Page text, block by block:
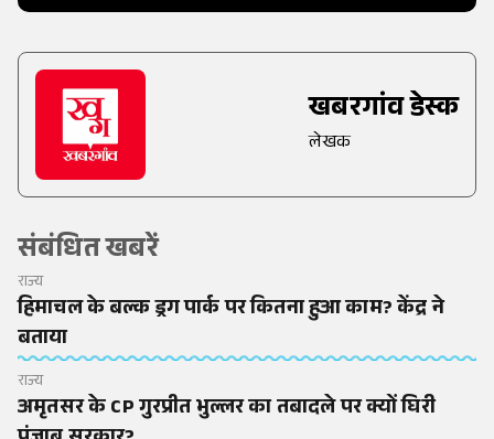
खबरगांव डेस्क
लेखक
संबंधित खबरें
राज्य
हिमाचल के बल्क ड्रग पार्क पर कितना हुआ काम? केंद्र ने
बताया
राज्य
अमृतसर के CP गुरप्रीत भुल्लर का तबादले पर क्यों घिरी